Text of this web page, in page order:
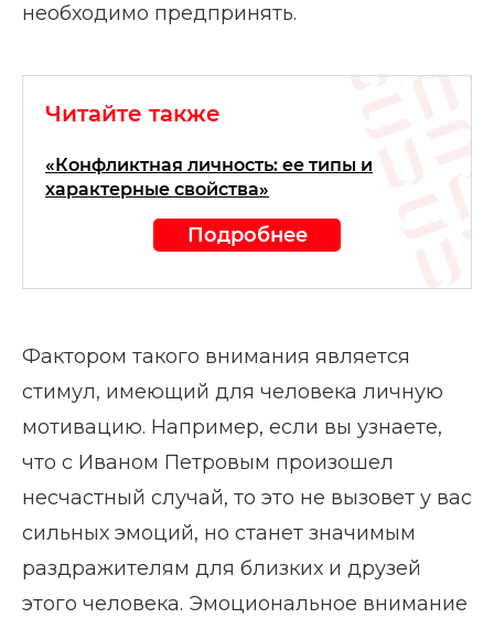
необходимо предпринять.
Читайте также
«Конфликтная личность: ее типы и
характерные свойства»
Подробнее
Фактором такого внимания является
стимул, имеющий для человека личную
мотивацию. Например, если вы узнаете,
что с Иваном Петровым произошел
несчастный случай, то это не вызовет у вас
сильных эмоций, но станет значимым
раздражителям для близких и друзей
этого человека. Эмоциональное внимание